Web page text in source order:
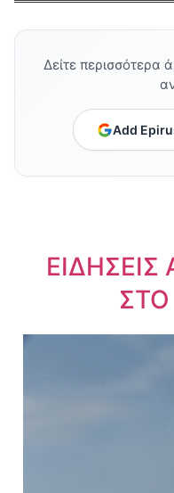
Δείτε περισσότερα
Add
ΣΤΟ